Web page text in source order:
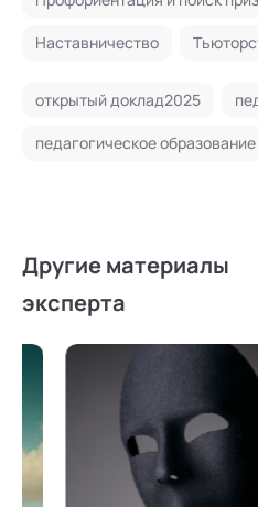
Наставничество
открытый доклад2025
педагогическое образование
Другие материалы
эксперта